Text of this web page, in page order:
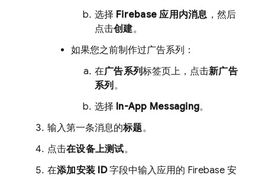
选择 Firebase 应用内消息，然后
点击创建。
如果您之前制作过广告系列：
在广告系列标签页上，点击新广告
系列 。
选择 In-App Messaging。
输入第一条消息的标题。
点击在设备上测试。
在添加安装 ID字段中输入应用的 Firebase 安